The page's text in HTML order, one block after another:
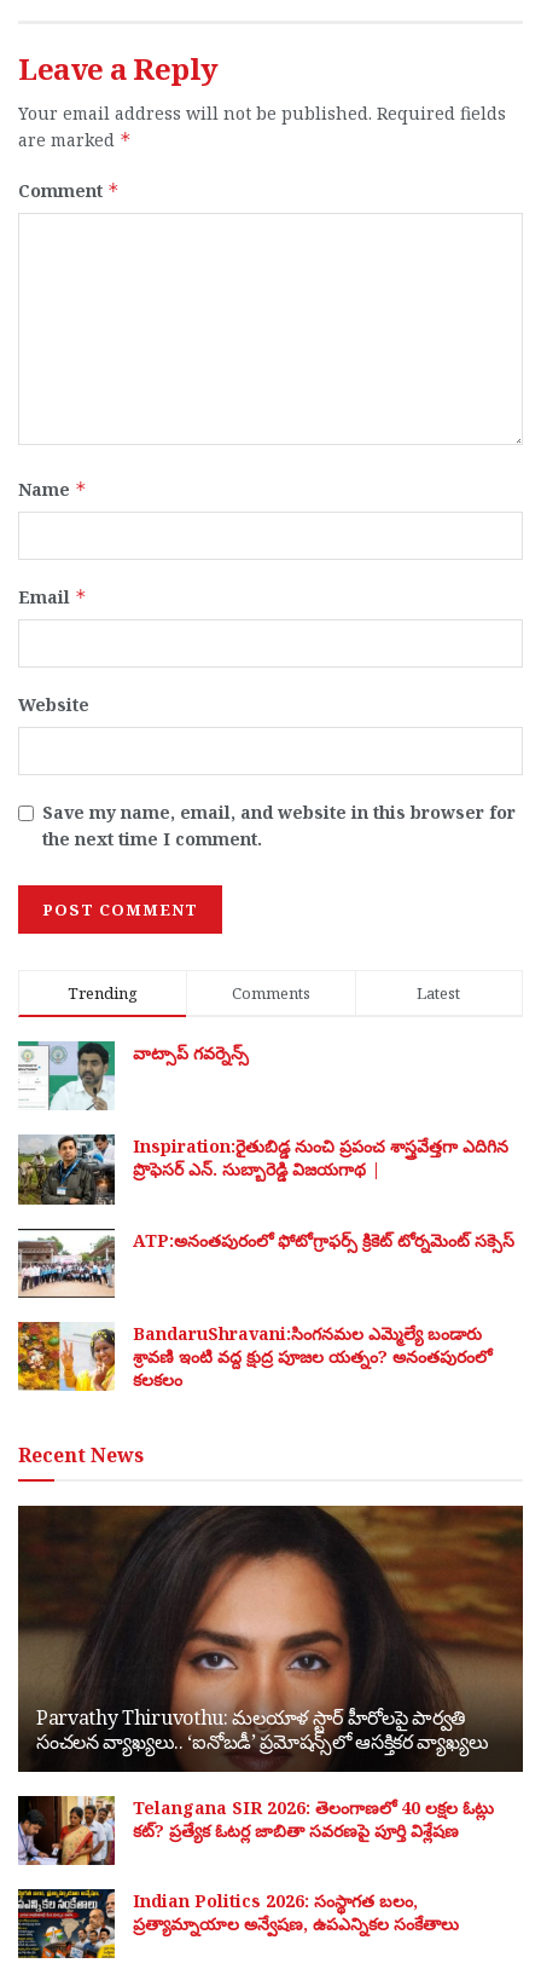
Leave a Reply
Your email address will not be published. Required fields
are marked *
Comment *
Name *
Email *
Website
Save my name, email, and website in this browser for
the next time I comment.
Trending Comments Latest
వాట్సాప్ గవర్నెన్స్
Inspiration:రైతుబిడ్డ నుంచి ప్రపంచ శాస్త్రవేత్తగా ఎదిగిన
ప్రొఫెసర్ ఎన్. సుబ్బారెడ్డి విజయగాథ |
ATP:అనంతపురంలో ఫోటోగ్రాఫర్స్ క్రికెట్ టోర్నమెంట్ సక్సెస్
BandaruShravani:సింగనమల ఎమ్మెల్యే బండారు
శ్రావణి ఇంటి వద్ద క్షుద్ర పూజల యత్నం? అనంతపురంలో
కలకలం
Recent News
Parvathy Thiruvothu: మలయాళ స్టార్ హీరోలపై పార్వతి
సంచలన వ్యాఖ్యలు.. ‘ఐనోబడీ’ ప్రమోషన్స్‌లో ఆసక్తికర వ్యాఖ్యలు
Telangana SIR 2026: తెలంగాణలో 40 లక్షల ఓట్లు
కట్? ప్రత్యేక ఓటర్ల జాబితా సవరణపై పూర్తి విశ్లేషణ
Indian Politics 2026: సంస్థాగత బలం,
ప్రత్యామ్నాయాల అన్వేషణ, ఉపఎన్నికల సంకేతాలు